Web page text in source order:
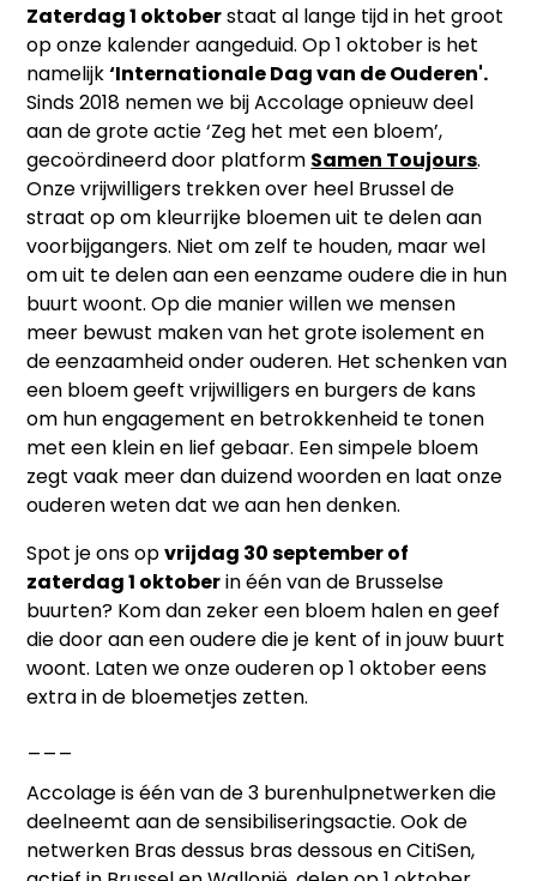
Zaterdag 1 oktoberstaat al lange tijd in het groot
op onze kalender aangeduid. Op 1 oktober is het
namelijk‘Internationale Dag van de Ouderen'.
Sinds 2018 nemen we bij Accolage opnieuw deel
aan de grote actie ‘Zeg het met een bloem’,
gecoördineerd door platform Samen Toujours.
Onze vrijwilligers trekken over heel Brussel de
straat op om kleurrijke bloemen uit te delen aan
voorbijgangers. Niet om zelf te houden, maar wel
om uit te delen aan een eenzame oudere die in hun
buurt woont. Op die manier willen we mensen
meer bewust maken van het grote isolement en
de eenzaamheid onder ouderen. Het schenken van
een bloem geeft vrijwilligers en burgers de kans
om hun engagement en betrokkenheid te tonen
met een klein en lief gebaar. Een simpele bloem
zegt vaak meer dan duizend woorden en laat onze
ouderen weten dat we aan hen denken.
Spot je ons opvrijdag 30 september of
zaterdag 1 oktoberin één van de Brusselse
buurten? Kom dan zeker een bloem halen en geef
die door aan een oudere die je kent of in jouw buurt
woont. Laten we onze ouderen op 1 oktober eens
extra in de bloemetjes zetten.
Accolage is één van de 3 burenhulpnetwerken die
deelneemt aan de sensibiliseringsactie. Ook de
netwerken Bras dessus bras dessous en CitiSen,